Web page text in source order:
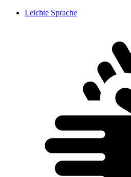
Leichte Sprache